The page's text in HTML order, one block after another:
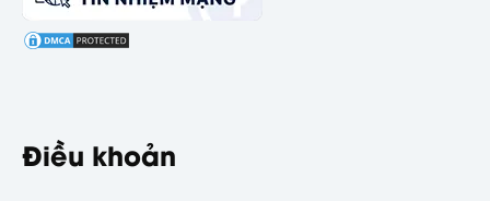
Điều khoản